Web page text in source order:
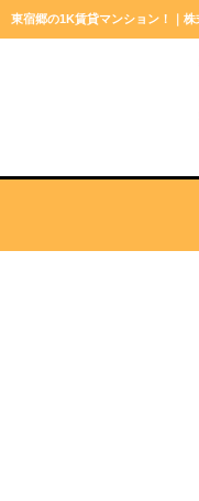
東宿郷の1K賃貸マンション！｜